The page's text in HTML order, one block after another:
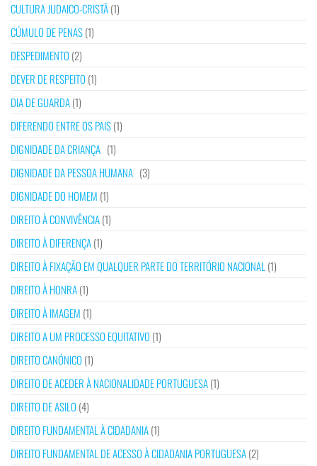
CULTURA JUDAICO-CRISTÃ(1)
CÚMULO DE PENAS(1)
DESPEDIMENTO (2)
DEVER DE RESPEITO (1)
DIA DE GUARDA(1)
DIFERENDO ENTRE OS PAIS(1)
DIGNIDADE DA CRIANÇA (1)
DIGNIDADE DA PESSOA HUMANA (3)
DIGNIDADE DO HOMEM (1)
DIREITO À CONVIVÊNCIA(1)
DIREITO À DIFERENÇA(1)
DIREITO À FIXAÇÃO EM QUALQUER PARTE DO TERRITÓRIO NACIONAL (1)
DIREITO À HONRA(1)
DIREITO À IMAGEM (1)
DIREITO A UM PROCESSO EQUITATIVO (1)
DIREITO CANÓNICO (1)
DIREITO DE ACEDER À NACIONALIDADE PORTUGUESA(1)
DIREITO DE ASILO (4)
DIREITO FUNDAMENTAL À CIDADANIA(1)
DIREITO FUNDAMENTAL DE ACESSO À CIDADANIA PORTUGUESA(2)